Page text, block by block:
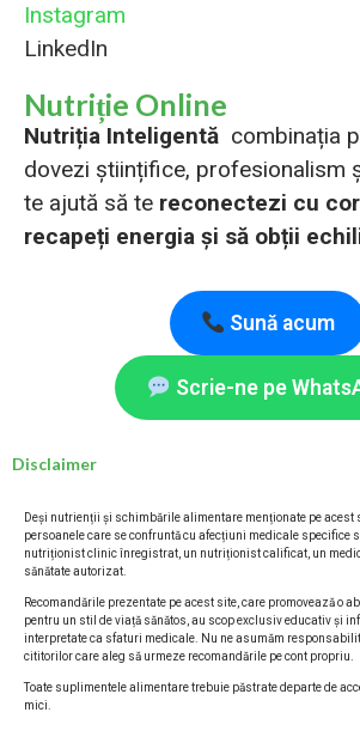
Instagram
LinkedIn
Nutriție Online
Nutriția Inteligentă combinația
dovezi științifice, profesionalism
te ajută să te reconectezi cu
recapeți energia și să obții
Sună acum
Scrie-ne pe
Disclaimer
Deși nutrienții și schimbările alimentare menționate pe acest
persoanele care se confruntă cu afecțiuni medicale specifice
nutriționist clinic înregistrat, un nutriționist calificat, un
sănătate autorizat.
Recomandările prezentate pe acest site, care promovează o
pentru un stil de viață sănătos, au scop exclusiv educativ și
interpretate ca sfaturi medicale. Nu ne asumăm
cititorilor care aleg să urmeze recomandările pe cont propriu.
Toate suplimentele alimentare trebuie păstrate departe de
mici.